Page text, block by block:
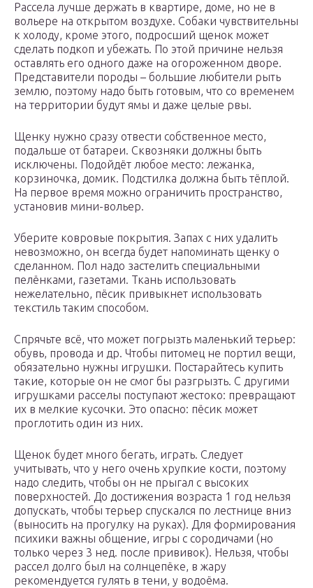
Рассела лучше держать в квартире, доме, но не в
вольере на открытом воздухе. Собаки чувствительны
к холоду, кроме этого, подросший щенок может
сделать подкоп и убежать. По этой причине нельзя
оставлять его одного даже на огороженном дворе.
Представители породы – большие любители рыть
землю, поэтому надо быть готовым, что со временем
на территории будут ямы и даже целые рвы.
Щенку нужно сразу отвести собственное место,
подальше от батареи. Сквозняки должны быть
исключены. Подойдёт любое место: лежанка,
корзиночка, домик. Подстилка должна быть тёплой.
На первое время можно ограничить пространство,
установив мини-вольер.
Уберите ковровые покрытия. Запах с них удалить
невозможно, он всегда будет напоминать щенку о
сделанном. Пол надо застелить специальными
пелёнками, газетами. Ткань использовать
нежелательно, пёсик привыкнет использовать
текстиль таким способом.
Спрячьте всё, что может погрызть маленький терьер:
обувь, провода и др. Чтобы питомец не портил вещи,
обязательно нужны игрушки. Постарайтесь купить
такие, которые он не смог бы разгрызть. С другими
игрушками расселы поступают жестоко: превращают
их в мелкие кусочки. Это опасно: пёсик может
проглотить один из них.
Щенок будет много бегать, играть. Следует
учитывать, что у него очень хрупкие кости, поэтому
надо следить, чтобы он не прыгал с высоких
поверхностей. До достижения возраста 1 год нельзя
допускать, чтобы терьер спускался по лестнице вниз
(выносить на прогулку на руках). Для формирования
психики важны общение, игры с сородичами (но
только через 3 нед. после прививок). Нельзя, чтобы
рассел долго был на солнцепёке, в жару
рекомендуется гулять в тени, у водоёма.